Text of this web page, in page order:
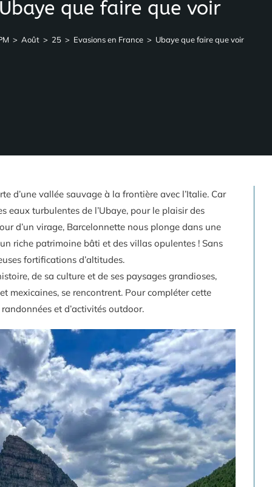
Ubaye que faire que voir
> Août > 25 > Evasions en France > Ubaye que faire que voir
d’une vallée sauvage à la frontière avec l’Italie. Car
eaux turbulentes de l’Ubaye, pour le plaisir des
d’un virage, Barcelonnette nous plonge dans une
riche patrimoine bâti et des villas opulentes ! Sans
fortifications d’altitudes.
de sa culture et de ses paysages grandioses,
mexicaines, se rencontrent. Pour compléter cette
et d’activités outdoor.